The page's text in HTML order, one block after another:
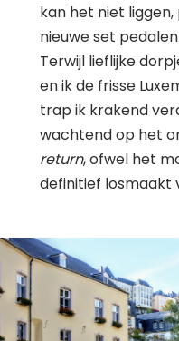
kan het niet
nieuwe set
Terwijl lieflijke
en ik de frisse
trap ik krakend
wachtend op het
return, ofwel het
definitief losmaakt